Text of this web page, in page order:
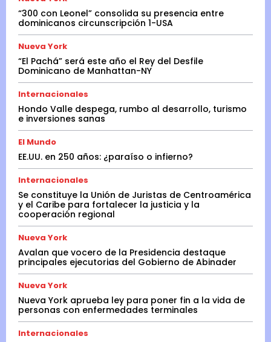
“300 con Leonel” consolida su presencia entre
dominicanos circunscripción 1-USA
Nueva York
“El Pachá” será este año el Rey del Desfile
Dominicano de Manhattan-NY
Internacionales
Hondo Valle despega, rumbo al desarrollo, turismo
e inversiones sanas
El Mundo
EE.UU. en 250 años: ¿paraíso o infierno?
Internacionales
Se constituye la Unión de Juristas de Centroamérica
y el Caribe para fortalecer la justicia y la
cooperación regional
Nueva York
Avalan que vocero de la Presidencia destaque
principales ejecutorias del Gobierno de Abinader
Nueva York
Nueva York aprueba ley para poner fin a la vida de
personas con enfermedades terminales
Internacionales